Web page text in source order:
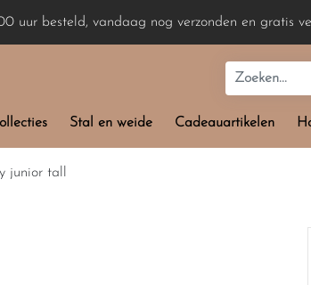
uur besteld, vandaag nog verzonden en gratis
Stal en weide Cadeauartikelen
junior tall